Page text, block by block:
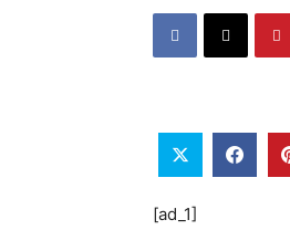
[ad_1]